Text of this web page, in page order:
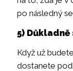
po následný
5)
Když už
dostanete